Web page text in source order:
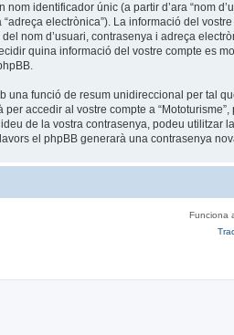
identificador únic (a partir d’ara “nom
electrònica”). La informació del
nom d’usuari, contrasenya i adreça
quina informació del vostre compte es
una funció de resum unidireccional per tal
accedir al vostre compte a
de la vostra contrasenya, podeu utilitzar
el phpBB generarà una contrasenya
Funciona